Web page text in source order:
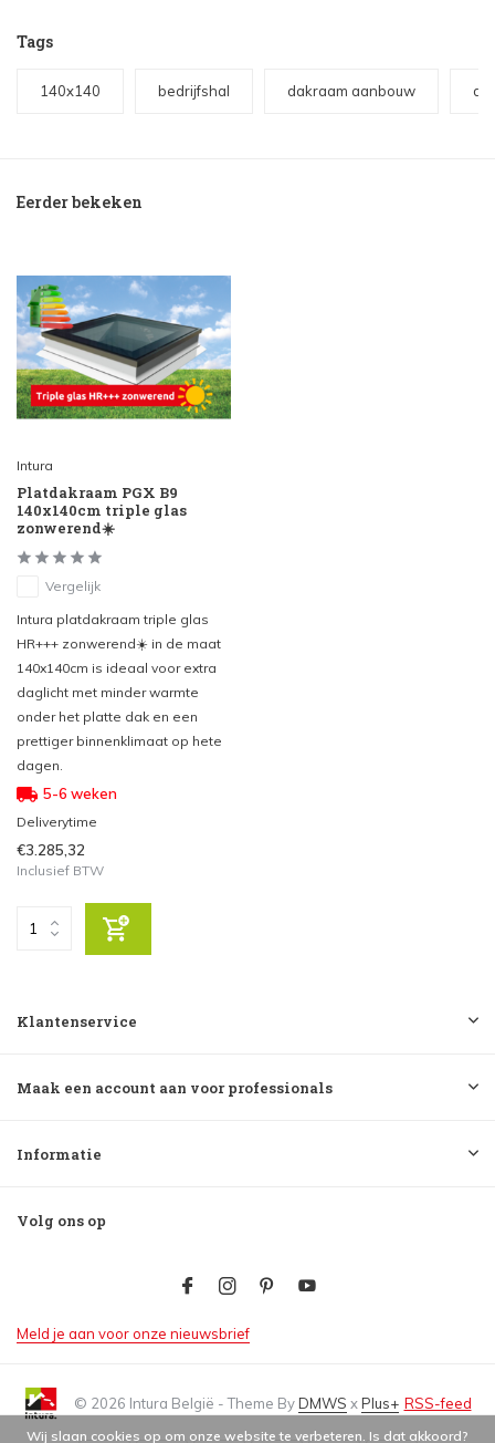
Tags
140x140 bedrijfshal dakraam aanbouw
Eerder bekeken
Intura
Platdakraam PGX B9
140x140cm triple glas
zonwerend☀️
Vergelijk
Intura platdakraam triple glas
HR+++ zonwerend☀️ in de maat
140x140cm is ideaal voor extra
daglicht met minder warmte
onder het platte dak en een
prettiger binnenklimaat op hete
dagen.
5-6 weken
Deliverytime
€3.285,32
Inclusief BTW
Klantenservice
Maak een account aan voor professionals
Informatie
Volg ons op
Meld je aan voor onze nieuwsbrief
© 2026 Intura België - Theme ByDMWS xPlus+ RSS-feed
Wij slaan cookies op om onze website te verbeteren. Is dat akkoord?